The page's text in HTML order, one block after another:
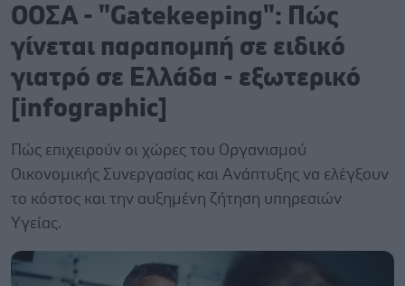
ΟΟΣΑ - "Gatekeeping": Πώς
γίνεται παραπομπή σε ειδικό
γιατρό σε Ελλάδα - εξωτερικό
[infographic]
Πώς επιχειρούν οι χώρες του Οργανισμού
Οικονομικής Συνεργασίας και Ανάπτυξης να ελέγξουν
το κόστος και την αυξημένη ζήτηση υπηρεσιών
Υγείας.